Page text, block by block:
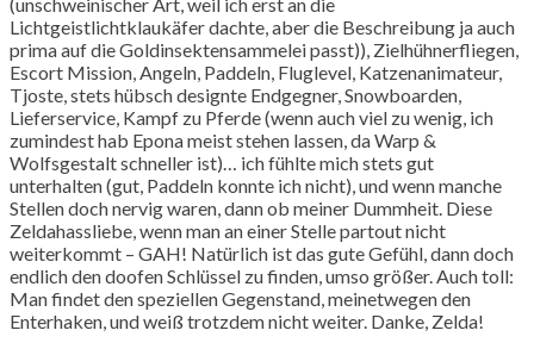
Lichtgeistlichtklaukäfer dachte, aber die Beschreibung ja auch
prima auf die Goldinsektensammelei passt)), Zielhühnerfliegen,
Escort Mission, Angeln, Paddeln, Fluglevel, Katzenanimateur,
Tjoste, stets hübsch designte Endgegner, Snowboarden,
Lieferservice, Kampf zu Pferde (wenn auch viel zu wenig, ich
zumindest hab Epona meist stehen lassen, da Warp &
Wolfsgestalt schneller ist)… ich fühlte mich stets gut
unterhalten (gut, Paddeln konnte ich nicht), und wenn manche
Stellen doch nervig waren, dann ob meiner Dummheit. Diese
Zeldahassliebe, wenn man an einer Stelle partout nicht
weiterkommt – GAH! Natürlich ist das gute Gefühl, dann doch
endlich den doofen Schlüssel zu finden, umso größer. Auch toll:
Man findet den speziellen Gegenstand, meinetwegen den
Enterhaken, und weiß trotzdem nicht weiter. Danke, Zelda!